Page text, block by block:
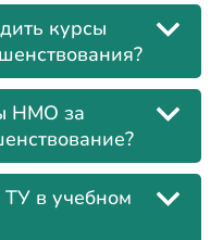
курсы
НМО за
ТУ в учебном